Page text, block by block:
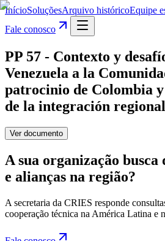
InícioSoluçõesArquivo históricoEquipe
Fale conosco
PP 57 - Contexto y
Venezuela a la
patrocinio de Colombia
de la integración
Ver documento
A sua organização busca
e alianças na região?
A secretaria da CRIES responde
cooperação técnica na América Latina e